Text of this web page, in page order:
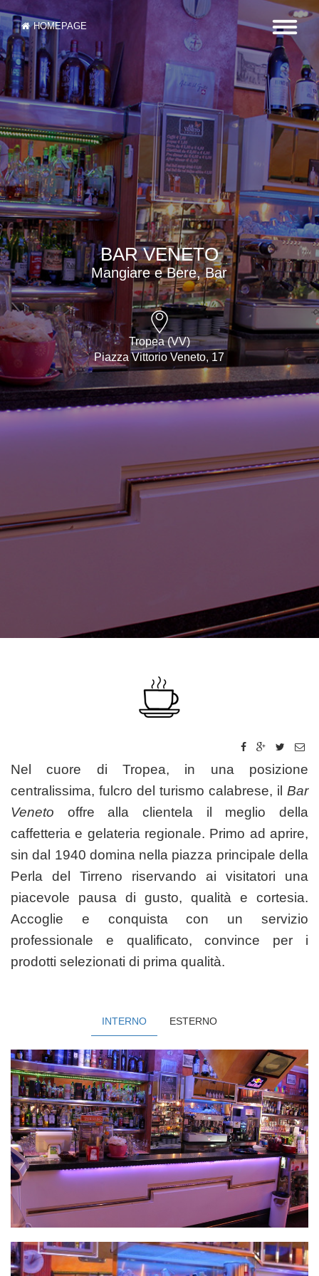
HOMEPAGE
BAR VENETO
Mangiare e Bere, Bar
Tropea (VV)
Piazza Vittorio Veneto, 17
Nel cuore di Tropea, in una posizione
centralissima, fulcro del turismo calabrese, il Bar
Veneto offre alla clientela il meglio della
caffetteria e gelateria regionale. Primo ad aprire,
sin dal 1940 domina nella piazza principale della
Perla del Tirreno riservando ai visitatori una
piacevole pausa di gusto, qualità e cortesia.
Accoglie e conquista con un servizio
professionale e qualificato, convince per i
prodotti selezionati di prima qualità.
INTERNO ESTERNO